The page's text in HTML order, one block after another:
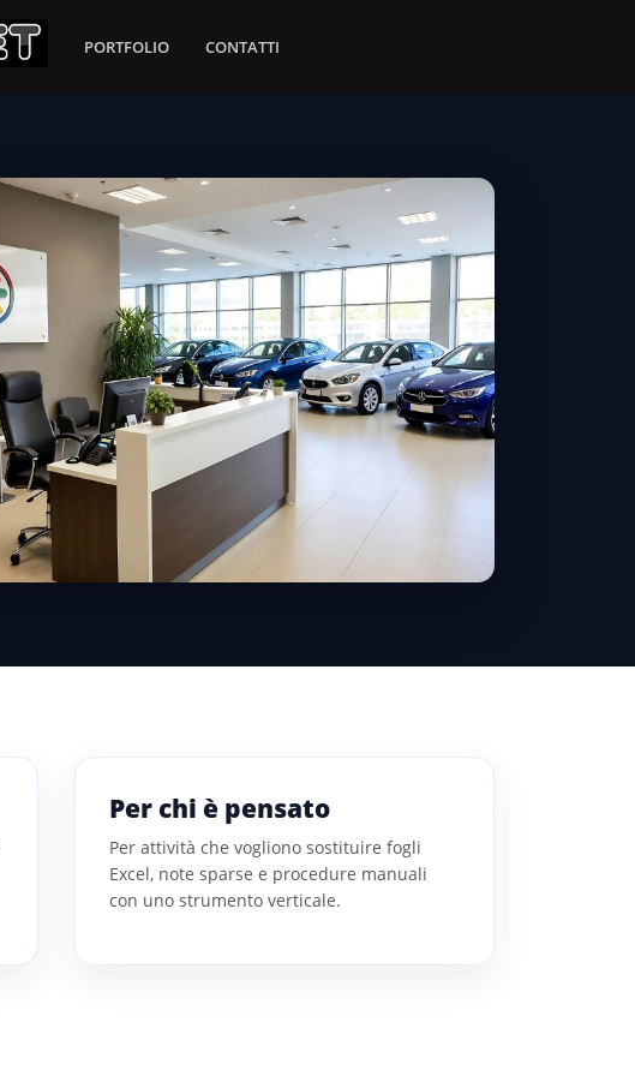
PORTFOLIO CONTATTI
Per chi è pensato
Per attività che vogliono sostituire fogli
Excel, note sparse e procedure manuali
con uno strumento verticale.